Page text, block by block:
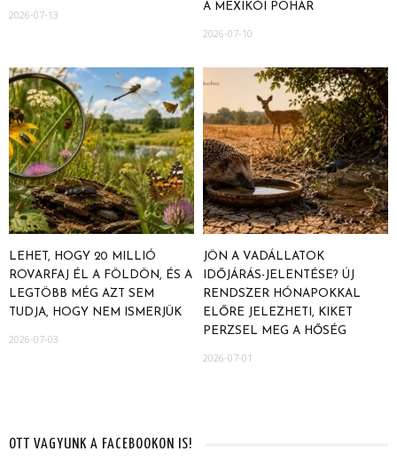
2026-07-13
A MEXIKÓI POHÁR
2026-07-10
LEHET, HOGY 20 MILLIÓ
ROVARFAJ ÉL A FÖLDÖN, ÉS A
LEGTÖBB MÉG AZT SEM
TUDJA, HOGY NEM ISMERJÜK
2026-07-03
JÖN A VADÁLLATOK
IDŐJÁRÁS-JELENTÉSE? ÚJ
RENDSZER HÓNAPOKKAL
ELŐRE JELEZHETI, KIKET
PERZSEL MEG A HŐSÉG
2026-07-01
OTT VAGYUNK A FACEBOOKON IS!